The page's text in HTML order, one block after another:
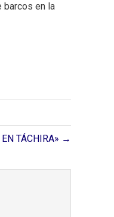
barcos en la
EN TÁCHIRA» →